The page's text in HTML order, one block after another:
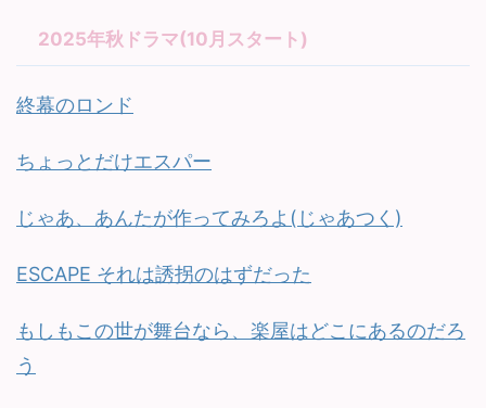
2025年秋ドラマ(10月スタート)
終幕のロンド
ちょっとだけエスパー
じゃあ、あんたが作ってみろよ(じゃあつく)
ESCAPE それは誘拐のはずだった
もしもこの世が舞台なら、楽屋はどこにあるのだろ
う